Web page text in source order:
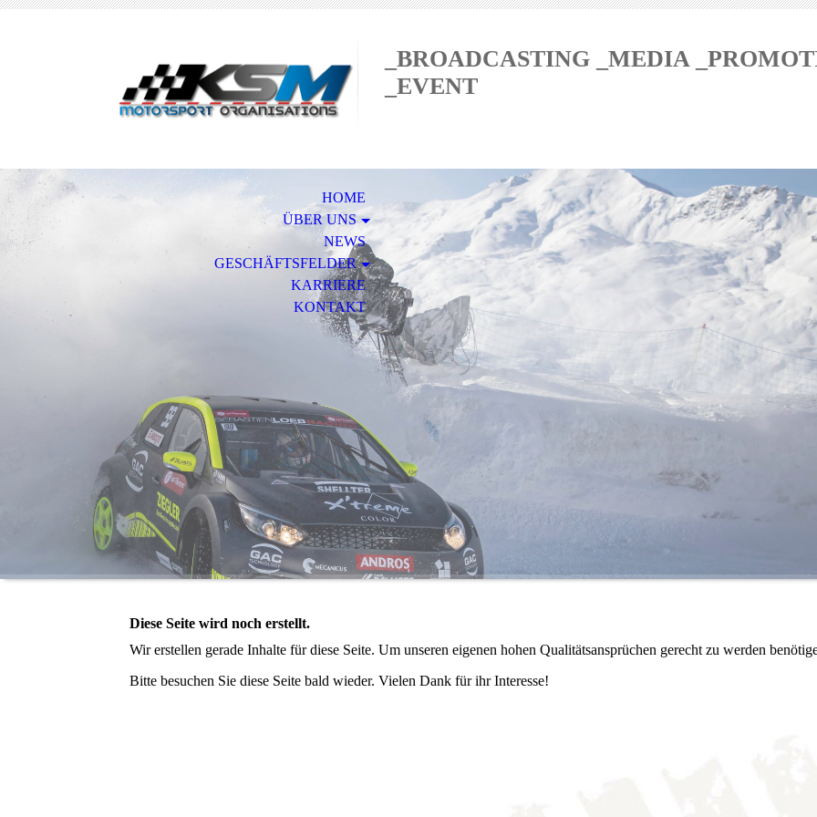
_BROADCASTING _MEDIA
_EVENT
HOME
ÜBER UNS
NEWS
GESCHÄFTSFELDER
KARRIERE
KONTAKT
Diese Seite wird noch erstellt.
Wir erstellen gerade Inhalte für diese Seite. Um unseren eigenen hohen Qualitätsansprüchen gerecht zu werden
Bitte besuchen Sie diese Seite bald wieder. Vielen Dank für ihr Interesse!